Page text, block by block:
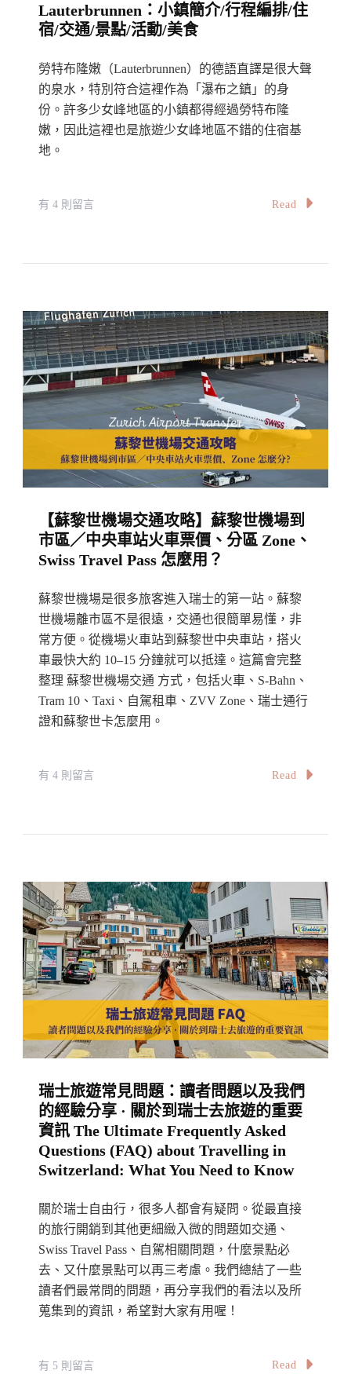
行
證、
如
何
網
上
購
票
彙
How
To
Use
Public
Transport
In
中
Lauterbrunnen：小鎮簡介/行程編排/住
宿/交通/景點/活動/美食
勞特布隆嫩（Lauterbrunnen）的德語直譯是很大聲
的泉水，特別符合這裡作為「瀑布之鎮」的身
份。許多少女峰地區的小鎮都得經過勞特布隆
嫩，因此這裡也是旅遊少女峰地區不錯的住宿基
地。
在
布
魯
嫩
自
行
鎮
簡
介/
行
程
編
排/
住
宿/
通/
美
食〉
中
有 4 則留言 Read
【蘇黎世機場交通攻略】蘇黎世機場到
市區／中央車站火車票價、分區 Zone、
Swiss Travel Pass 怎麼用？
蘇黎世機場是很多旅客進入瑞士的第一站。蘇黎
世機場離市區不是很遠，交通也很簡單易懂，非
常方便。從機場火車站到蘇黎世中央車站，搭火
車最快大約 10–15 分鐘就可以抵達。這篇會完整
整理 蘇黎世機場交通 方式，包括火車、S-Bahn、
Tram 10、Taxi、自駕租車、ZVV Zone、瑞士通行
證和蘇黎世卡怎麼用。
在
場
交
通
攻
略】
蘇
黎
世
場
到
市
區
中
央
車
站
火
車
價、
有 4 則留言 Read
瑞士旅遊常見問題：讀者問題以及我們
的經驗分享 · 關於到瑞士去旅遊的重要
資訊 The Ultimate Frequently Asked
Questions (FAQ) about Travelling in
Switzerland: What You Need to Know
關於瑞士自由行，很多人都會有疑問。從最直接
的旅行開銷到其他更細緻入微的問題如交通、
Swiss Travel Pass、自駕相關問題，什麼景點必
去、又什麼景點可以再三考慮。我們總結了一些
讀者們最常問的問題，再分享我們的看法以及所
蒐集到的資訊，希望對大家有用喔！
在
有 5 則留言 Read